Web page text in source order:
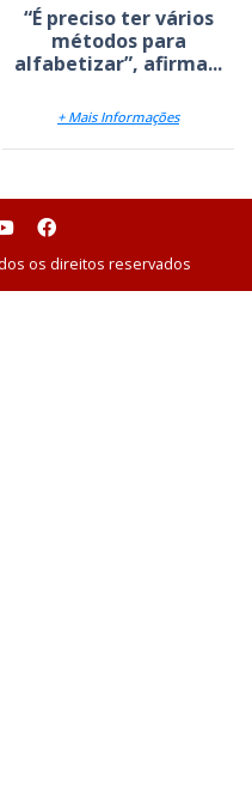
“É preciso ter vários
métodos para
alfabetizar”, afirma...
+ Mais Informações
os direitos reservados